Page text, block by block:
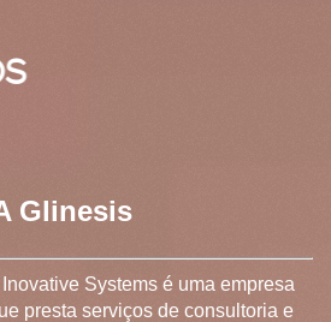
Glinesis
Systems é uma empresa
presta serviços de consultoria e